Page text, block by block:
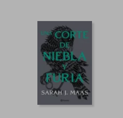
22%
dcto.